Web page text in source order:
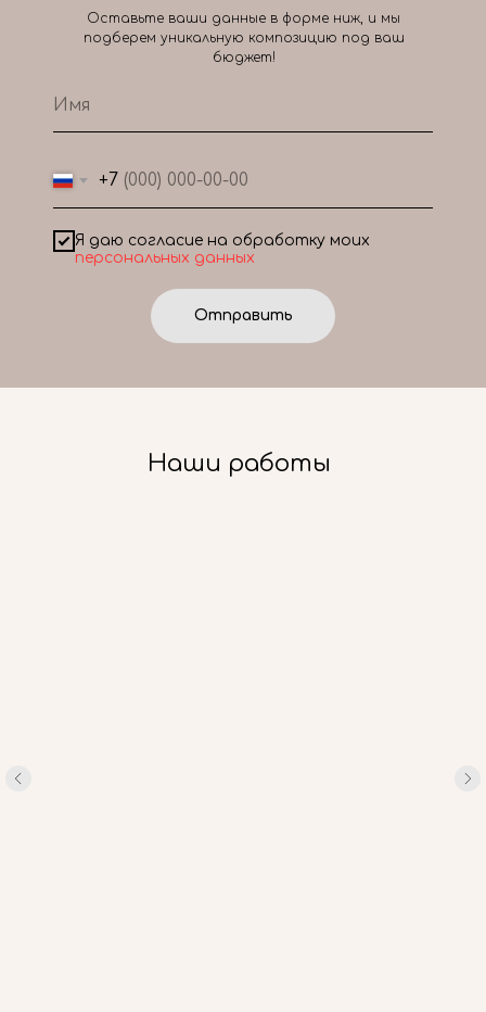
+7
Я даю согласие на обработку моих
персональных данных
Отправить
Оставьте ваши данные в форме ниж, и мы
подберем уникальную композицию под ваш
бюджет!
Наши работы